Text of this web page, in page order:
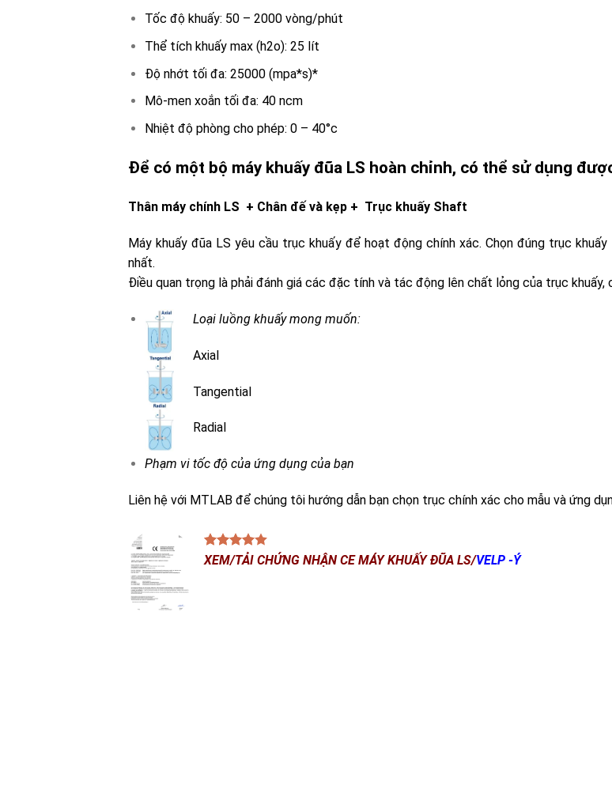
Tốc độ khuấy: 50 – 2000 vòng/phút
Thể tích khuấy max (h2o): 25 lít
Độ nhớt tối đa: 25000 (mpa*s)*
Mô-men xoắn tối đa: 40 ncm
Nhiệt độ phòng cho phép: 0 – 40°c
Để có một bộ máy khuấy đũa LS hoàn chỉnh, có thể sử dụng
Thân máy chính LS + Chân đế và kẹp + Trục khuấy Shaft
Máy khuấy đũa LS yêu cầu trục khuấy để hoạt động chính xác. Chọn đúng trục
nhất.
Điều quan trọng là phải đánh giá các đặc tính và tác động lên chất lỏng của trục
Loại luồng khuấy mong muốn:
Axial
Tangential
Radial
Phạm vi tốc độ của ứng dụng của bạn
Liên hệ với MTLAB để chúng tôi hướng dẫn bạn chọn trục chính xác cho mẫu và ứng
XEM/TẢI CHỨNG NHẬN CE MÁY KHUẤY ĐŨA LS/VELP -Ý